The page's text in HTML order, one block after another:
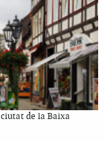
de la Baixa